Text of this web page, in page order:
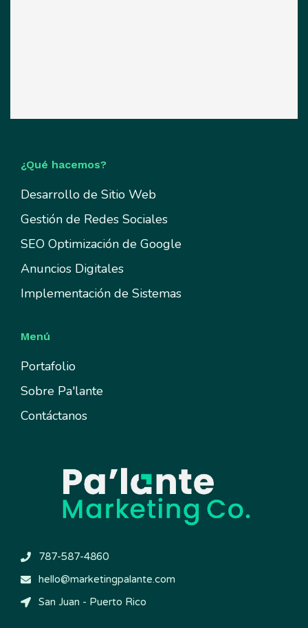
¿Qué hacemos?
Desarrollo de Sitio Web
Gestión de Redes Sociales
SEO Optimización de Google
Anuncios Digitales
Implementación de Sistemas
Menú
Portafolio
Sobre Pa'lante
Contáctanos
787-587-4860
hello@marketingpalante.com
San Juan - Puerto Rico